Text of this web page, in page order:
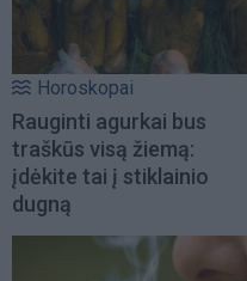
Horoskopai
Rauginti agurkai bus
traškūs visą žiemą:
įdėkite tai į stiklainio
dugną